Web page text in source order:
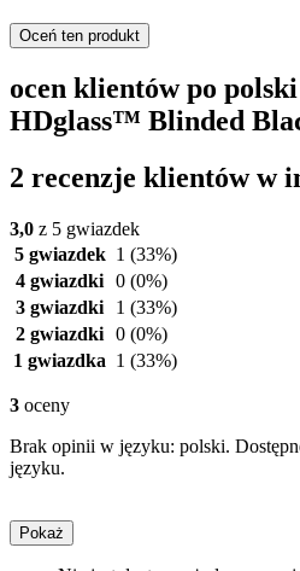
Oceń ten produkt
ocen klientów po
HDglass™ Blinded
2 recenzje klientów w
3,0 z 5 gwiazdek
5 gwiazdek 1 (33%)
4 gwiazdki 0 (0%)
3 gwiazdki
1 (33%)
2 gwiazdki 0 (0%)
1 gwiazdka 1 (33%)
3 oceny
Brak opinii w języku: polski.
języku.
Pokaż